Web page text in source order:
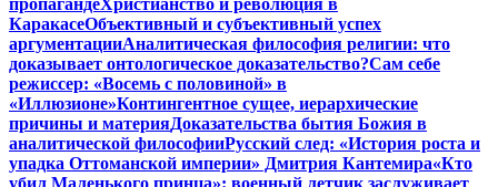
пропагандеХристианство и революция в
КаракасеОбъективный и субъективный успех
аргументацииАналитическая философия религии: что
доказывает онтологическое доказательство?Сам себе
режиссер: «Восемь с половиной» в
«Иллюзионе»Контингентное сущее, иерархические
причины и материяДоказательства бытия Божия в
аналитической философииРусский след: «История роста и
упадка Оттоманской империи» Дмитрия Кантемира«Кто
убил Маленького принца»: военный летчик заслуживает